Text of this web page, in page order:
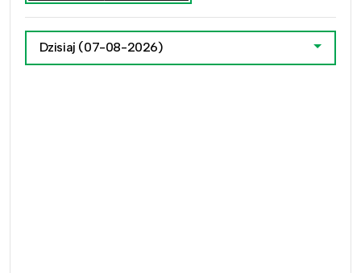
Dzisiaj (07-08-2026)